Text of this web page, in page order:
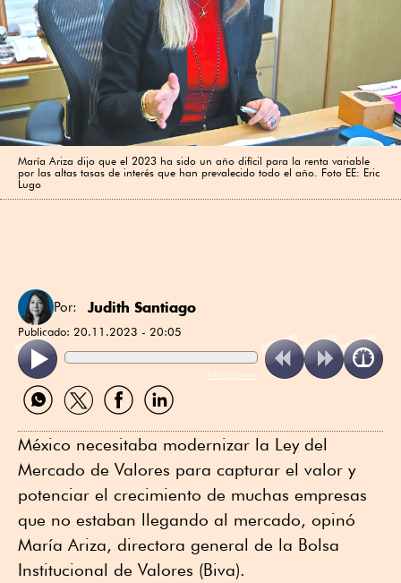
María Ariza dijo que el 2023 ha sido un año difícil para la renta variable
por las altas tasas de interés que han prevalecido todo el año. Foto EE: Eric
Lugo
Por: Judith Santiago
Publicado: 20.11.2023 - 20:05
ReadSpeaker
Compartir
por
Compartir
por
Compartir
por
Compartir
por
México necesitaba modernizar la Ley del
Mercado de Valores para capturar el valor y
potenciar el crecimiento de muchas empresas
que no estaban llegando al mercado, opinó
María Ariza, directora general de la Bolsa
Institucional de Valores (Biva).